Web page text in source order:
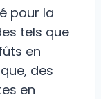
pour la
tels que
en
des
en